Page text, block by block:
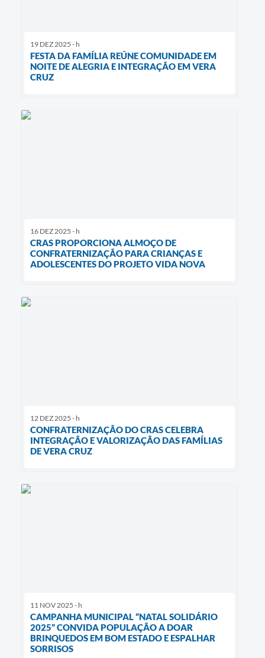
19 DEZ 2025 - h
FESTA DA FAMÍLIA REÚNE COMUNIDADE EM
NOITE DE ALEGRIA E INTEGRAÇÃO EM VERA
CRUZ
16 DEZ 2025 - h
CRAS PROPORCIONA ALMOÇO DE
CONFRATERNIZAÇÃO PARA CRIANÇAS E
ADOLESCENTES DO PROJETO VIDA NOVA
12 DEZ 2025 - h
CONFRATERNIZAÇÃO DO CRAS CELEBRA
INTEGRAÇÃO E VALORIZAÇÃO DAS FAMÍLIAS
DE VERA CRUZ
11 NOV 2025 - h
CAMPANHA MUNICIPAL “NATAL SOLIDÁRIO
2025” CONVIDA POPULAÇÃO A DOAR
BRINQUEDOS EM BOM ESTADO E ESPALHAR
SORRISOS